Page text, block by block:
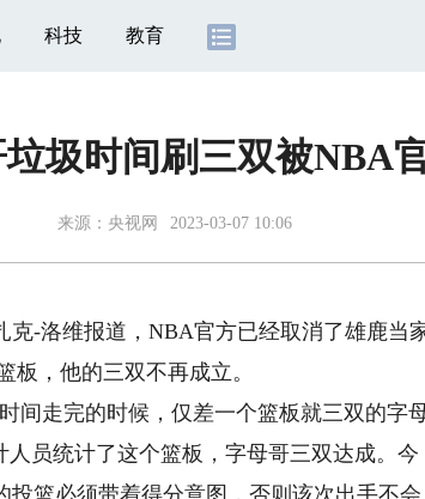
科技 教育
圾时间刷三双被NBA
来源： 央视网 2023-03-07 10:06
-洛维报道，NBA官方已经取消了雄鹿当
，他的三双不再成立。
走完的时候，仅差一个篮板就三双的字
员统计了这个篮板，字母哥三双达成。今
篮必须带着得分意图，否则该次出手不会